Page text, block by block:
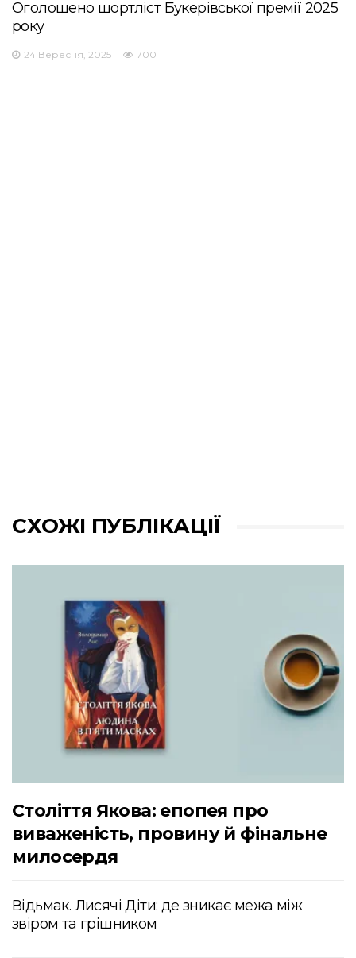
Оголошено шортліст Букерівської премії 2025
року
24 Вересня, 2025 700
СХОЖІ ПУБЛІКАЦІЇ
Століття Якова: епопея про
виваженість, провину й фінальне
милосердя
Відьмак. Лисячі Діти: де зникає межа між
звіром та грішником